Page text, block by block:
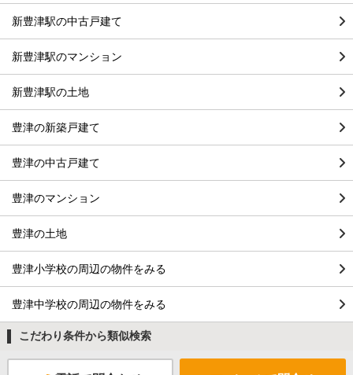
新豊津駅の中古戸建て
新豊津駅のマンション
新豊津駅の土地
豊津の新築戸建て
豊津の中古戸建て
豊津のマンション
豊津の土地
豊津小学校の周辺の物件をみる
豊津中学校の周辺の物件をみる
こだわり条件から類似検索